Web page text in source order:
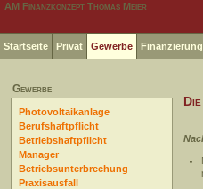
AM Finanzkonzept Thomas Meier
Startseite Privat Gewerbe Finanzierung
Gewerbe
Photovoltaikanlage
Berufshaftpflicht
Betriebshaftpflicht
Manager
Betriebsunterbrechung
Praxisausfall